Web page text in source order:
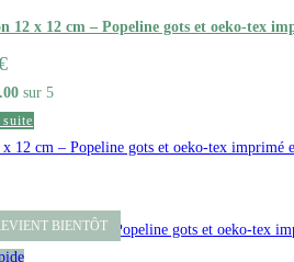
12 x 12 cm – Popeline gots et oeko-tex
sur 5